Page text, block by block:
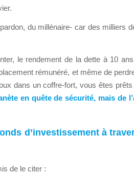
du millénaire- car des milliers
le rendement de la dette à 10
rémunéré, et même de
dans un coffre-fort, vous êtes
en quête de sécurité, mais de
d’investissement à
de le citer :